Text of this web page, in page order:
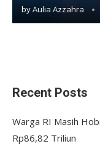
byAulia Azzahra
Recent Posts
Warga RI Masih
Rp86,82 Triliun